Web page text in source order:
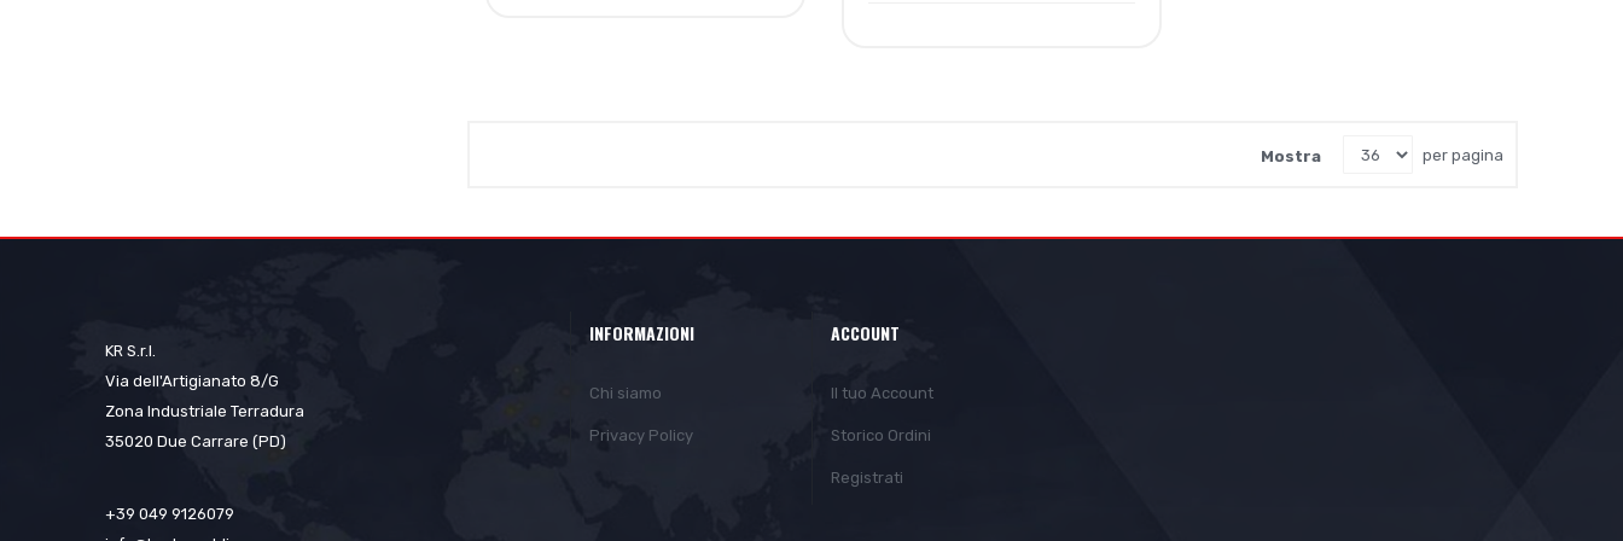
Mostra per pagina
KR S.r.l.
Via dell'Artigianato 8/G
Zona Industriale Terradura
35020 Due Carrare (PD)
+39 049 9126079
INFORMAZIONI
Chi siamo
Privacy Policy
ACCOUNT
Il tuo Account
Storico Ordini
Registrati